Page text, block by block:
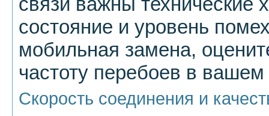
состояние и уровень
мобильная замена,
частоту перебоев в
Скорость соединения и